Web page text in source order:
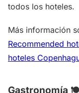
todos los hoteles.
Más información
Recommended
hoteles
Gastronomía